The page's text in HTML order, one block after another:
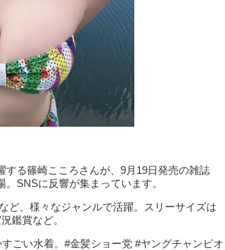
る篠崎こころさんが、9月19日発売の雑誌
SNSに反響が集まっています。
ど、様々なジャンルで活躍。スリーサイズは
鑑賞など。
ごい水着。#金髪ショー党 #ヤングチャンピオ